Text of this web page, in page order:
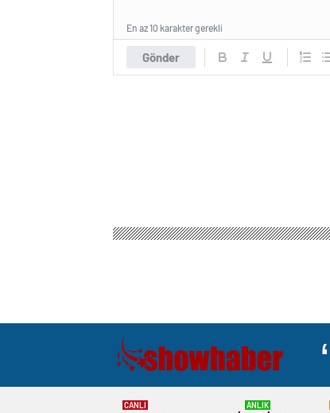
Gönder
En az 10 karakter gerekli
CANLI ANLIK